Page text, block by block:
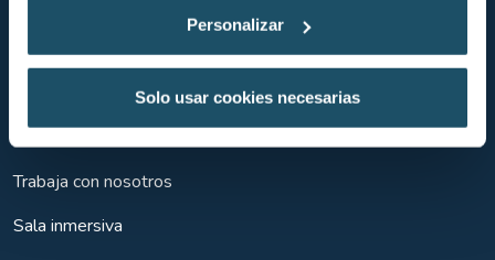
Personalizar
Solo usar cookies necesarias
La Danza de los caballitos de mar
Entrada con visita guiada
Trabaja con nosotros
Sala inmersiva